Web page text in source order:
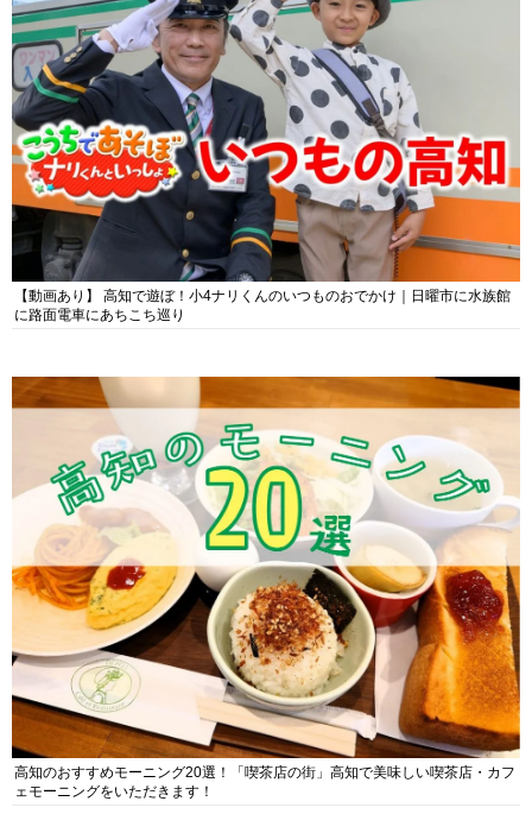
【動画あり】 高知で遊ぼ！小4ナリくんのいつものおでかけ｜日曜市に水族館
に路面電車にあちこち巡り
高知のおすすめモーニング20選！「喫茶店の街」高知で美味しい喫茶店・カフ
ェモーニングをいただきます！